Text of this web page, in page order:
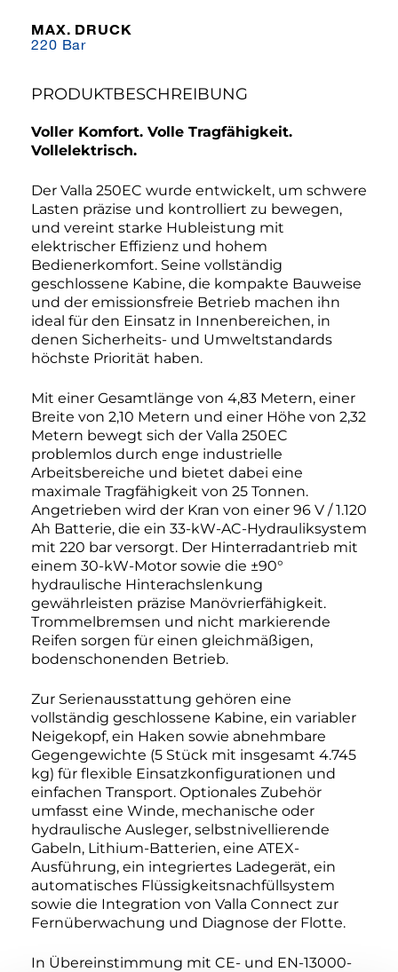
MAX. DRUCK
220 Bar
PRODUKTBESCHREIBUNG
Voller Komfort. Volle Tragfähigkeit.
Vollelektrisch.
Der Valla 250EC wurde entwickelt, um schwere
Lasten präzise und kontrolliert zu bewegen,
und vereint starke Hubleistung mit
elektrischer Effizienz und hohem
Bedienerkomfort. Seine vollständig
geschlossene Kabine, die kompakte Bauweise
und der emissionsfreie Betrieb machen ihn
ideal für den Einsatz in Innenbereichen, in
denen Sicherheits- und Umweltstandards
höchste Priorität haben.
Mit einer Gesamtlänge von 4,83 Metern, einer
Breite von 2,10 Metern und einer Höhe von 2,32
Metern bewegt sich der Valla 250EC
problemlos durch enge industrielle
Arbeitsbereiche und bietet dabei eine
maximale Tragfähigkeit von 25 Tonnen.
Angetrieben wird der Kran von einer 96 V / 1.120
Ah Batterie, die ein 33-kW-AC-Hydrauliksystem
mit 220 bar versorgt. Der Hinterradantrieb mit
einem 30-kW-Motor sowie die ±90°
hydraulische Hinterachslenkung
gewährleisten präzise Manövrierfähigkeit.
Trommelbremsen und nicht markierende
Reifen sorgen für einen gleichmäßigen,
bodenschonenden Betrieb.
Zur Serienausstattung gehören eine
vollständig geschlossene Kabine, ein variabler
Neigekopf, ein Haken sowie abnehmbare
Gegengewichte (5 Stück mit insgesamt 4.745
kg) für flexible Einsatzkonfigurationen und
einfachen Transport. Optionales Zubehör
umfasst eine Winde, mechanische oder
hydraulische Ausleger, selbstnivellierende
Gabeln, Lithium-Batterien, eine ATEX-
Ausführung, ein integriertes Ladegerät, ein
automatisches Flüssigkeitsnachfüllsystem
sowie die Integration von Valla Connect zur
Fernüberwachung und Diagnose der Flotte.
In Übereinstimmung mit CE- und EN-13000-